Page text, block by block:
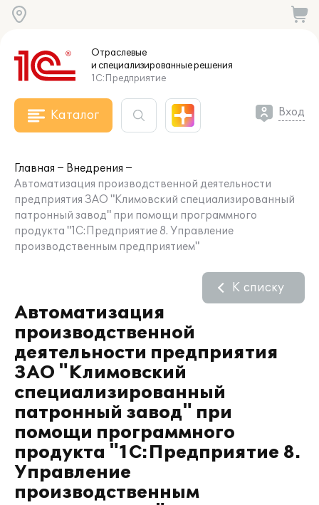
Отраслевые
и специализированныерешения
1С:Предприятие
Каталог Вход
Главная
Внедрения
Автоматизация производственной деятельности
предприятия ЗАО "Климовский специализированный
патронный завод" при помощи программного
продукта "1С:Предприятие 8. Управление
производственным предприятием"
Автоматизация
производственной
деятельности предприятия
ЗАО "Климовский
специализированный
патронный завод" при
помощи программного
продукта "1С:Предприятие 8.
Управление
производственным
К списку